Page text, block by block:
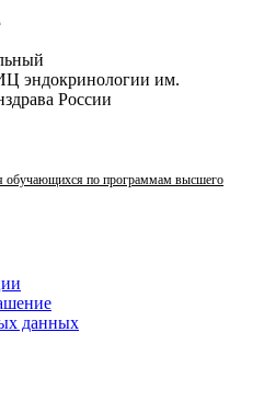
эндокринологии им.
России
обучающихся по программам высшего
данных